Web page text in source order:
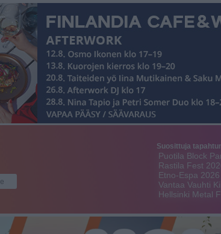
Suosittuja
Puotila Block
Rastila Fest
Etno-Espa 2026
Vantaa Vauhti
Hellsinki Metal